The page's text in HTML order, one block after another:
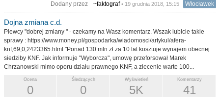
Dodany przez ~faktograf• 19 grudnia 2018, 15:15 Włocławek
Dojna zmiana c.d.
Piewcy "dobrej zmiany " - czekamy na Wasz komentarz. Wszak lubicie takie
sprawy : https://www.money.pl/gospodarka/wiadomosci/artykul/afera-
knf,69,0,2423365.html "Ponad 130 mln zł za 10 lat kosztuje wynajem obecnej
siedziby KNF. Jak informuje "Wyborcza", umowę przeforsował Marek
Chrzanowski mimo oporu działu prawnego KNF, a zlecenie warte 100...
Komentarzy
41
Wyświetleń
5K
Śledzących
0
Ocena
0